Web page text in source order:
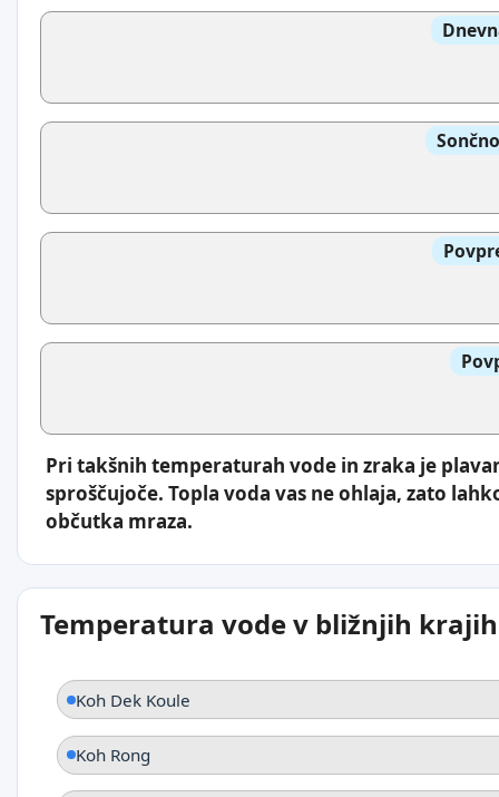
Pri takšnih temperaturah vode in zraka je
sproščujoče. Topla voda vas ne ohlaja, zato
občutka mraza.
Temperatura vode v bližnjih krajih
Koh Dek Koule
Koh Rong